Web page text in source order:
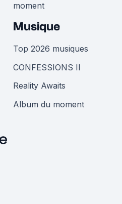
moment
Musique
Top 2026 musiques
CONFESSIONS II
Reality Awaits
Album du moment